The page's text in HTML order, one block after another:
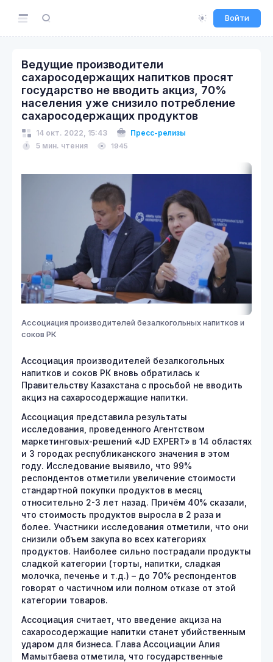
Войти
Ведущие производители
сахаросодержащих напитков просят
государство не вводить акциз, 70%
населения уже снизило потребление
сахаросодержащих продуктов
14 окт. 2022, 15:43
Пресс-релизы
5 мин. чтения
1945
Ассоциация производителей безалкогольных напитков и
соков РК
Ассоциация производителей безалкогольных
напитков и соков РК вновь обратилась к
Правительству Казахстана с просьбой не вводить
акциз на сахаросодержащие напитки.
Ассоциация представила результаты
исследования, проведенного Агентством
маркетинговых-решений «JD EXPERT» в 14 областях
и 3 городах республиканского значения в этом
году. Исследование выявило, что 99%
респондентов отметили увеличение стоимости
стандартной покупки продуктов в месяц
относительно 2-3 лет назад. Причём 40% сказали,
что стоимость продуктов выросла в 2 раза и
более. Участники исследования отметили, что они
снизили объем закупа во всех категориях
продуктов. Наиболее сильно пострадали продукты
сладкой категории (торты, напитки, сладкая
молочка, печенье и т.д.) – до 70% респондентов
говорят о частичном или полном отказе от этой
категории товаров.
Ассоциация считает, что введение акциза на
сахаросодержащие напитки станет убийственным
ударом для бизнеса. Глава Ассоциации Алия
Мамытбаева отметила, что государственные